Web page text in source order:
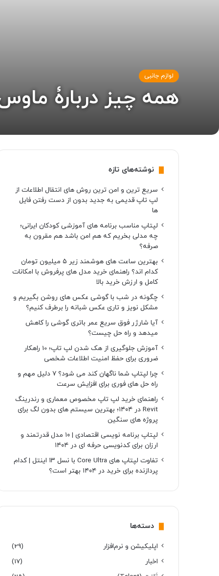
لوازم جانبی
همه چیز دربارۀ
نوشته‌های تازه
سریع ترین و امن ترین روش های انتقال اطلاعات از
لپ تاپ قدیمی به جدید بدون از دست رفتن فایل
ها
لپتاپ مناسب برنامه های آموزشی کودکان ایرانی؛
چه مدلی بخریم که هم امن باشد هم مقرون به
صرفه؟
بهترین ساعت های هوشمند زیر ۵ میلیون تومان
کدام اند؟ راهنمای خرید مدل های پرفروش با امکانات
کامل و ارزش خرید بالا
چگونه در شب با گوشی عکس های روشن بگیریم و
مشکل نویز و تاری عکس شبانه را برطرف کنیم؟
آیا شارژر فوق سریع عمر باتری گوشی را کاهش
میدهد و راه حل چیست؟
آموزش جلوگیری از هک شدن لپ تاپ؛ 10 راهکار
ضروری برای حفظ امنیت اطلاعات شخصی
چرا لپتاپ شما ناگهان کند می شود؟ ۷ دلیل مهم و
راه حل های فوری برای افزایش سرعت
راهنمای خرید لپ تاپ مخصوص معماری و رندرینگ
Revit در ۱۴۰۴؛ بهترین سیستم های بدون لگ برای
پروژه های سنگین
لپتاپ برنامه نویسی اقتصادی | ۱۰ مدل قدرتمند و
ارزان برای کدنویسی حرفه ای در ۱۴۰۴
تفاوت لپتاپ های Core Ultra با نسل ۱۳ اینتل | کدام
پردازنده برای خرید در ۱۴۰۴ بهتر است؟
دسته‌ها
اپلیکیشن و نرم‌افزار
(29)
اخبار
(17)